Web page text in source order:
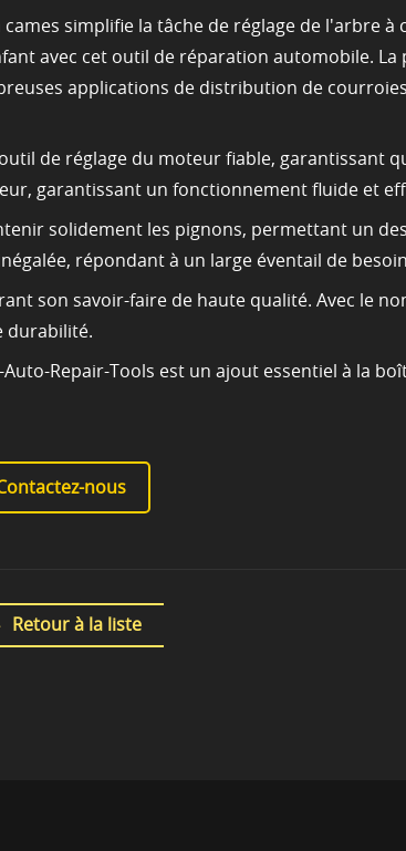
simplifie la tâche de réglage de l'arbre à
avec cet outil de réparation automobile.
applications de distribution de
de réglage du moteur fiable, garantissant
garantissant un fonctionnement fluide et
solidement les pignons, permettant un
répondant à un large éventail de
son savoir-faire de haute qualité. Avec le
durabilité.
Repair-Tools est un ajout essentiel à la
nous
Retour à la liste